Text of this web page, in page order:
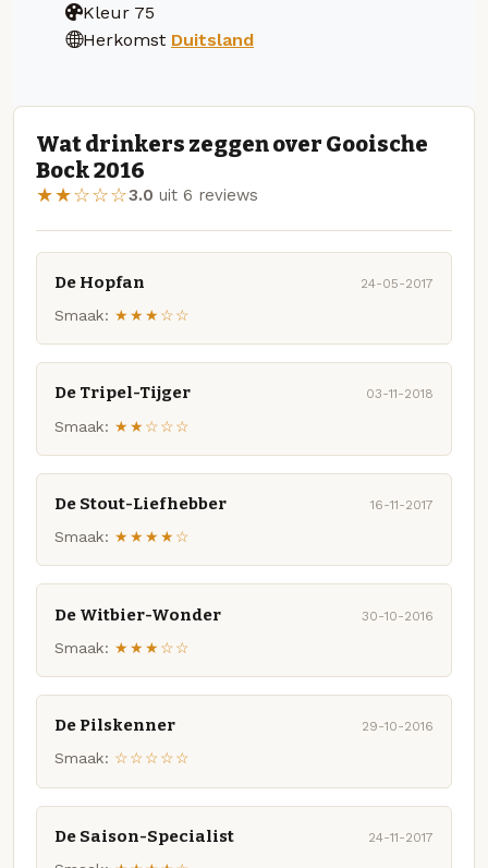
Kleur 75
Herkomst Duitsland
Wat drinkers zeggen over Gooische
Bock 2016
★★☆☆☆3.0 uit 6 reviews
De Hopfan 24-05-2017
Smaak: ★★★☆☆
De Tripel-Tijger 03-11-2018
Smaak: ★★☆☆☆
De Stout-Liefhebber 16-11-2017
Smaak: ★★★★☆
De Witbier-Wonder 30-10-2016
Smaak: ★★★☆☆
De Pilskenner 29-10-2016
Smaak: ☆☆☆☆☆
De Saison-Specialist 24-11-2017